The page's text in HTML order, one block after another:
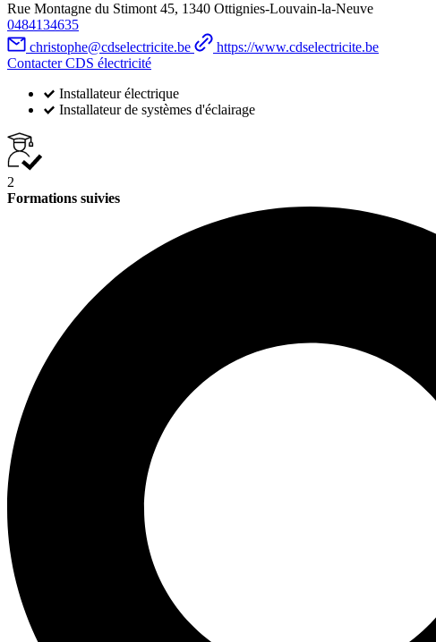
Rue Montagne du Stimont 45, 1340 Ottignies-Louvain-la-Neuve
0484134635
christophe@cdselectricite.be
https://www.cdselectricite.be
Contacter CDS électricité
Installateur électrique
Installateur de systèmes d'éclairage
2
Formations suivies